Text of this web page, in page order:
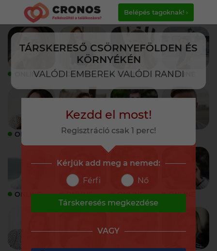
TÁRSKERESŐ CSÖRNYEFÖLDEN ÉS
KÖRNYÉKÉN
VALÓDI EMBEREK VALÓDI RANDI
Belépés tagoknak! ›
ONLINE ONLINE ONLINE ONLINE
ONLINE ONLINE ONLINE
ONLINE ONLINE ONLINE ONLINE
Kezdd el most!
Regisztráció csak 1 perc!
Kérjük add meg a nemed:
Férfi
Nő
Társkeresés megkezdése
VAGY